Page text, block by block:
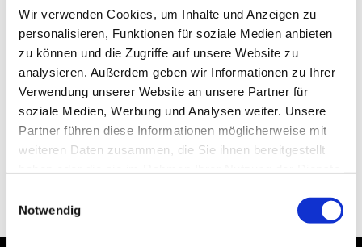
Wir verwenden Cookies, um Inhalte und Anzeigen zu
personalisieren, Funktionen für soziale Medien anbieten
zu können und die Zugriffe auf unsere Website zu
analysieren. Außerdem geben wir Informationen zu Ihrer
Verwendung unserer Website an unsere Partner für
soziale Medien, Werbung und Analysen weiter. Unsere
Partner führen diese Informationen möglicherweise mit
weiteren Daten zusammen, die Sie ihnen bereitgestellt
Notwendig